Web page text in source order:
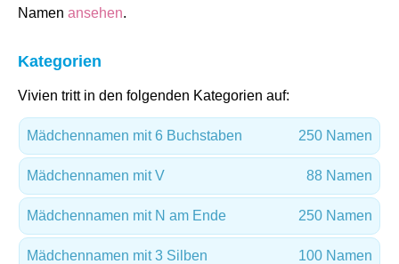
Namen ansehen.
Kategorien
Vivien tritt in den folgenden Kategorien auf:
Mädchennamen mit 6 Buchstaben 250 Namen
Mädchennamen mit V 88 Namen
Mädchennamen mit N am Ende 250 Namen
Mädchennamen mit 3 Silben 100 Namen